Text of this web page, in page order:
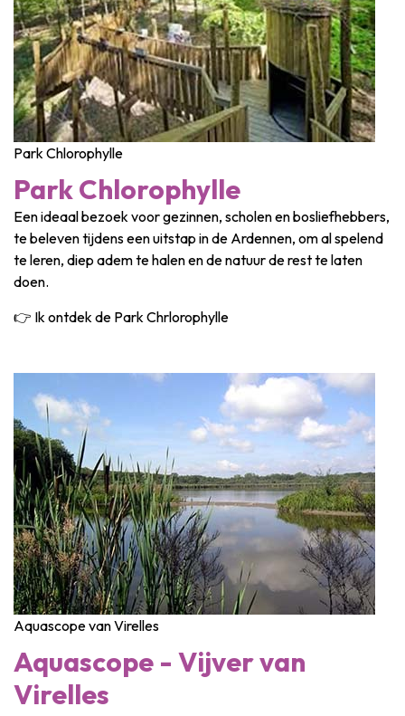
Park Chlorophylle
Park Chlorophylle
Een ideaal bezoek voor gezinnen, scholen en bosliefhebbers,
te beleven tijdens een uitstap in de Ardennen, om al spelend
te leren, diep adem te halen en de natuur de rest te laten
doen.
👉 Ik ontdek de Park Chrlorophylle
Aquascope van Virelles
Aquascope - Vijver van
Virelles